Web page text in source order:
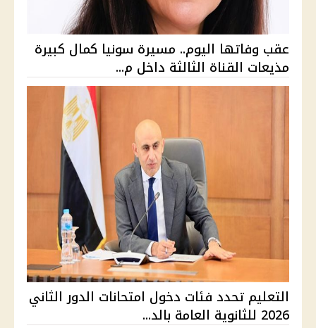
عقب وفاتها اليوم.. مسيرة سونيا كمال كبيرة
مذيعات القناة الثالثة داخل م...
التعليم تحدد فئات دخول امتحانات الدور الثاني
2026 للثانوية العامة بالد...